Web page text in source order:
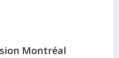
Montréal